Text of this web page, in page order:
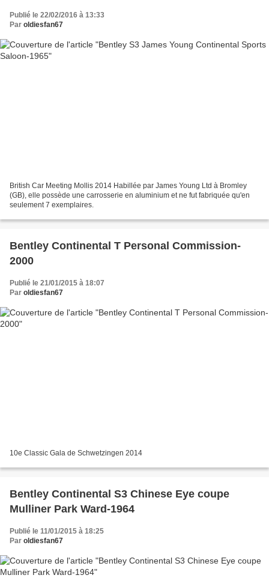
Publié le 22/02/2016 à 13:33
Par oldiesfan67
British Car Meeting Mollis 2014 Habillée par James Young Ltd à Bromley
(GB), elle possède une carrosserie en aluminium et ne fut fabriquée qu'en
seulement 7 exemplaires.
Bentley Continental T Personal Commission-
2000
Publié le 21/01/2015 à 18:07
Par oldiesfan67
10e Classic Gala de Schwetzingen 2014
Bentley Continental S3 Chinese Eye coupe
Mulliner Park Ward-1964
Publié le 11/01/2015 à 18:25
Par oldiesfan67